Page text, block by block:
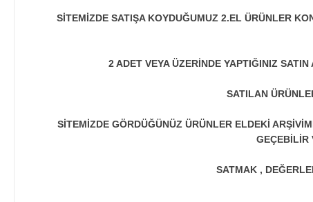
SİTEMİZDE SATIŞA KOYDUĞUMUZ 2.EL ÜRÜNLER
2 ADET VEYA ÜZERİNDE YAPTIĞINIZ
SATILAN
SİTEMİZDE GÖRDÜĞÜNÜZ ÜRÜNLER ELDEKİ
GEÇEBİLİR
SATMAK ,